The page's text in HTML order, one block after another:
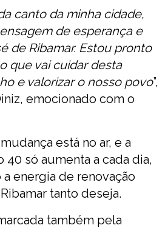
canto da minha cidade,
de esperança e
de Ribamar. Estou pronto
que vai cuidar desta
e valorizar o nosso povo”,
emocionado com o
está no ar, e a
40 só aumenta a cada dia,
energia de renovação
tanto deseja.
também pela